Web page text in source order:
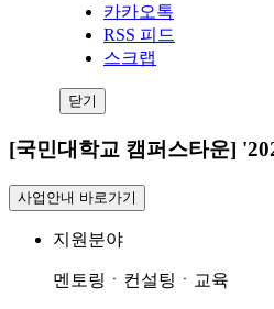
카카오톡
RSS 피드
스크랩
닫기
[국민대학교 캠퍼스타운]
사업안내 바로가기
지원분야
멘토링ㆍ컨설팅ㆍ교육